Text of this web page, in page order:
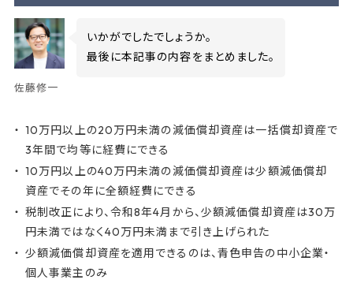
佐藤修一
いかがでしたでしょうか。
最後に本記事の内容をまとめました。
10万円以上の20万円未満の減価償却資産は一括償却資産で
3年間で均等に経費にできる
10万円以上の40万円未満の減価償却資産は少額減価償却
資産でその年に全額経費にできる
税制改正により、令和8年4月から、少額減価償却資産は30万
円未満ではなく40万円未満まで引き上げられた
少額減価償却資産を適用できるのは、青色申告の中小企業・
個人事業主のみ